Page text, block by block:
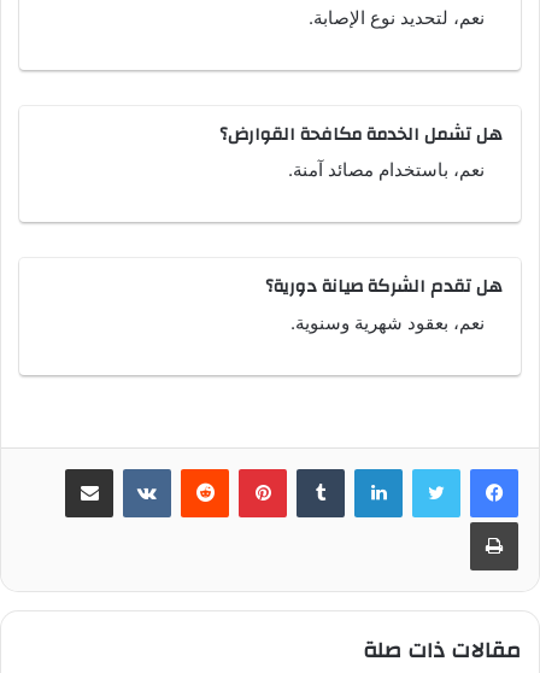
نعم، لتحديد نوع الإصابة.
هل تشمل الخدمة مكافحة القوارض؟
نعم، باستخدام مصائد آمنة.
هل تقدم الشركة صيانة دورية؟
نعم، بعقود شهرية وسنوية.
لينكدإن بينتيريست مشاركة عبر البريد
طباعة
مقالات ذات صلة